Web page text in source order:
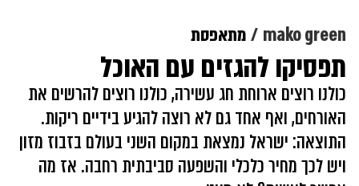
mako green מתאפסת
תפסיקו להגזים עם האוכל
כולנו רוצים ארוחת חג עשירה, כולנו רוצים להרשים את
האורחים, ואף אחד גם לא רוצה להגיע בידיים ריקות.
התוצאה: ישראל נמצאת במקום השני בעולם בזבוז מזון
ויש לכך מחיר כלכלי והשפעה סביבתית רחבה. אז מה